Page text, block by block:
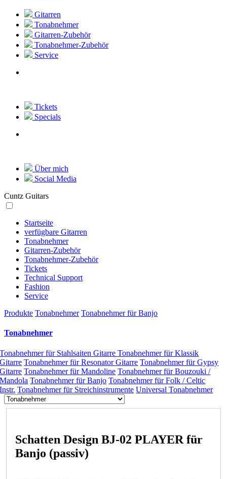
Gitarren
Tonabnehmer
Gitarren-Zubehör
Tonabnehmer-Zubehör
Service
Tickets
Specials
Über mich
Social Media
Cuntz Guitars
Startseite
verfügbare Gitarren
Tonabnehmer
Gitarren-Zubehör
Tonabnehmer-Zubehör
Tickets
Technical Support
Fashion
Service
Produkte Tonabnehmer Tonabnehmer für Banjo
Tonabnehmer
Tonabnehmer für Stahlsaiten GitarreTonabnehmer für Klassik
Gitarre Tonabnehmer für Resonator Gitarre Tonabnehmer für Gypsy
Gitarre Tonabnehmer für Mandoline Tonabnehmer für Bouzouki /
Mandola Tonabnehmer für Banjo Tonabnehmer für Folk / Celtic
Instr. Tonabnehmer für Streichinstrumente Universal Tonabnehmer
Schatten Design BJ-02 PLAYER für
Banjo (passiv)